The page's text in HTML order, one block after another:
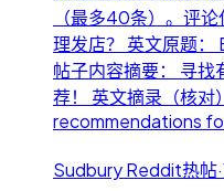
（最多40条）。评
理发店？ 英文原题
帖子内容摘要： 寻
荐！ 英文摘录（核
recommendations
Sudbury Reddit热帖·